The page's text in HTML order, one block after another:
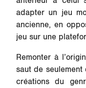
adapter un jeu
ancienne, en
jeu sur une
Remonter à
saut de seulement
créations du